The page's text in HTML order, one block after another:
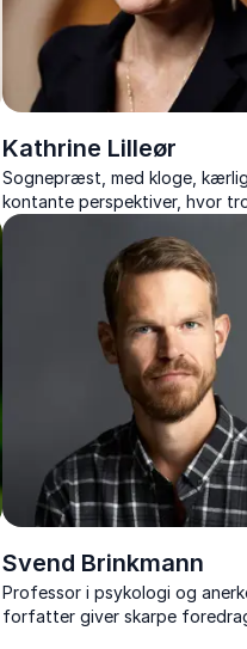
Kathrine Lilleør
Sognepræst, med kloge,
kontante perspektiver, hvor
litteratur og livets store
mødes med nærvær og indsigt.
Svend Brinkmann
Professor i psykologi og
forfatter giver skarpe